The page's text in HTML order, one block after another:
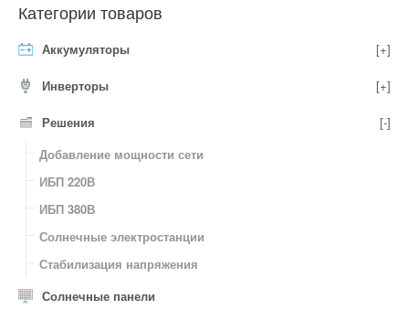
Категории товаров
Аккумуляторы [+]
Инверторы [+]
Решения
[-]
Добавление мощности сети
ИБП 220В
ИБП 380В
Солнечные электростанции
Стабилизация напряжения
Солнечные панели